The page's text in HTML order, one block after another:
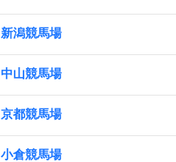
新潟競馬場
中山競馬場
京都競馬場
小倉競馬場